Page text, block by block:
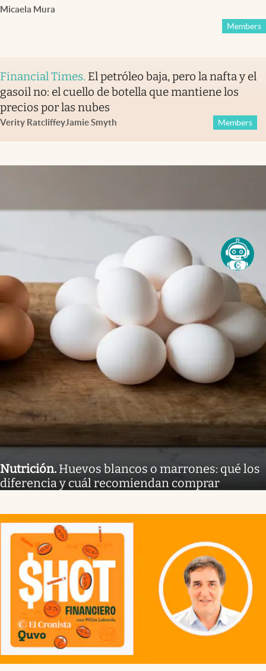
Micaela Mura
Members
Financial Times. El petróleo baja, pero la nafta y el
gasoil no: el cuello de botella que mantiene los
precios por las nubes
Verity RatcliffeyJamie Smyth Members
Nutrición. Huevos blancos o marrones: qué los
diferencia y cuál recomiendan comprar